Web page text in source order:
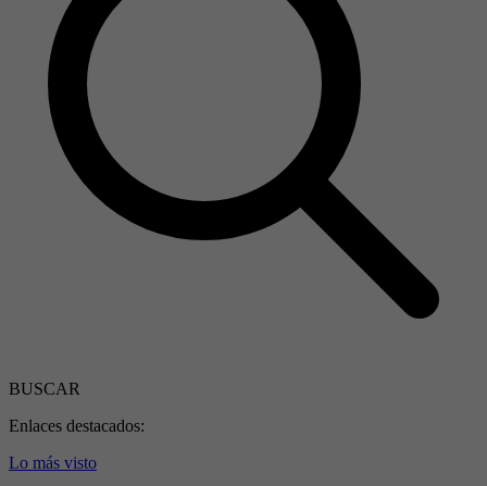
BUSCAR
Enlaces destacados:
Lo más visto